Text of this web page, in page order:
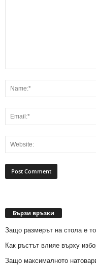
Бързи връзки
Защо размерът на стола е
Как ръстът влияе върху
Защо максималното